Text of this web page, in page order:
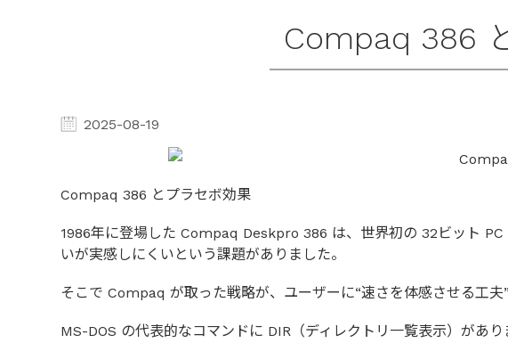
Compaq 386
2025-08-19
Compaq 386 とプラセボ効果
1986年に登場した Compaq Deskpro 386 は、世界初の 32ビット
いが実感しにくいという課題がありました。
そこで Compaq が取った戦略が、ユーザーに“速さを体感させる工夫”
MS-DOS の代表的なコマンドに DIR（ディレクトリ一覧表示）があ